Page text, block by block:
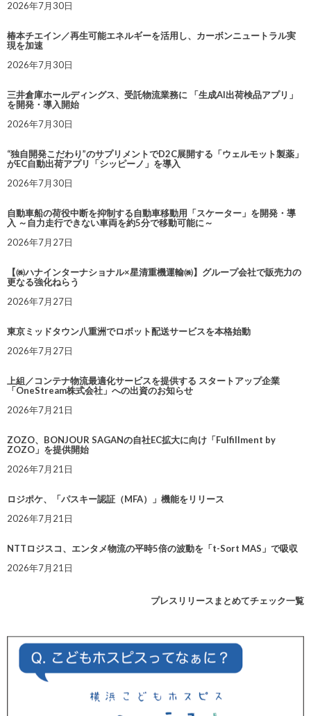
2026年7月30日
椿本チエイン／再生可能エネルギーを活用し、カーボンニュートラル実
現を加速
2026年7月30日
三井倉庫ホールディングス、受託物流業務に 「生成AI出荷検品アプリ」
を開発・導入開始
2026年7月30日
“独自開発こだわり”のサプリメントでD2C展開する「ウェルモット製薬」
がEC自動出荷アプリ「シッピーノ」を導入
2026年7月30日
自動車船の荷役中断を抑制する自動車移動用「スケーター」を開発・導
入 ～自力走行できない車両を約5分で移動可能に～
2026年7月27日
【㈱ハナインターナショナル×星清重機運輸㈱】グループ会社で販売力の
更なる強化ねらう
2026年7月27日
東京ミッドタウン八重洲でロボット配送サービスを本格始動
2026年7月27日
上組／コンテナ物流最適化サービスを提供する スタートアップ企業
「OneStream株式会社」への出資のお知らせ
2026年7月21日
ZOZO、BONJOUR SAGANの自社EC拡大に向け「Fulfillment by
ZOZO」を提供開始
2026年7月21日
ロジポケ、「パスキー認証（MFA）」機能をリリース
2026年7月21日
NTTロジスコ、エンタメ物流の平時5倍の波動を「t-Sort MAS」で吸収
2026年7月21日
プレスリリースまとめてチェック一覧